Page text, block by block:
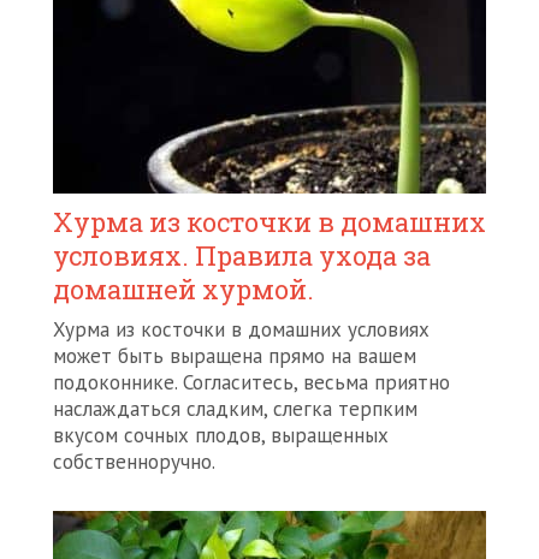
Хурма из косточки в домашних
условиях. Правила ухода за
домашней хурмой.
Хурма из косточки в домашних условиях
может быть выращена прямо на вашем
подоконнике. Согласитесь, весьма приятно
наслаждаться сладким, слегка терпким
вкусом сочных плодов, выращенных
собственноручно.